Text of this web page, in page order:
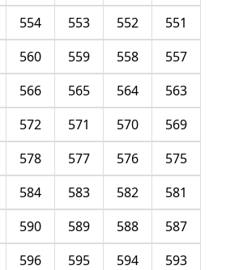
551
552
553
554
557
558
559
560
563
564
565
566
569
570
571
572
575
576
577
578
581
582
583
584
587
588
589
590
593
594
595
596